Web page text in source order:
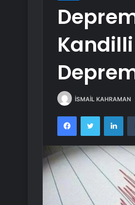
İSMAİL KAHRAMAN
FacebookTwitter